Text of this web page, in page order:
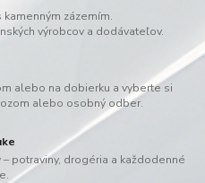
zázemím.
výrobcov a dodávateľov.
alebo na dobierku a vyberte si
alebo osobný odber.
potraviny, drogéria a každodenné